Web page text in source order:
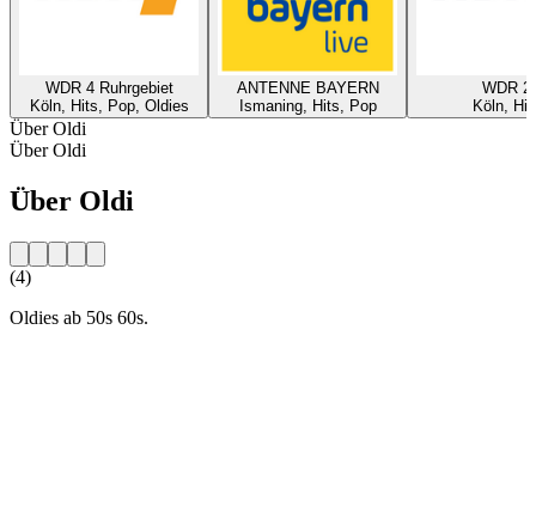
WDR 4 Ruhrgebiet
Köln, Hits, Pop, Oldies
ANTENNE BAYERN
Ismaning, Hits, Pop
WDR 2
Köln,
Über Oldi
Über Oldi
Über Oldi
(4)
Oldies ab 50s 60s.